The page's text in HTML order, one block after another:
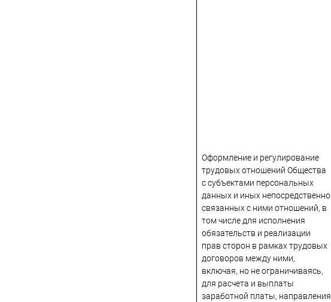
Оформление и регулирование
трудовых отношений Общества
с субъектами персональных
данных и иных непосредственно
связанных с ними отношений, в
том числе для исполнения
обязательств и реализации
прав сторон в рамках трудовых
договоров между ними,
включая, но не ограничиваясь,
для расчета и выплаты
заработной платы, направления